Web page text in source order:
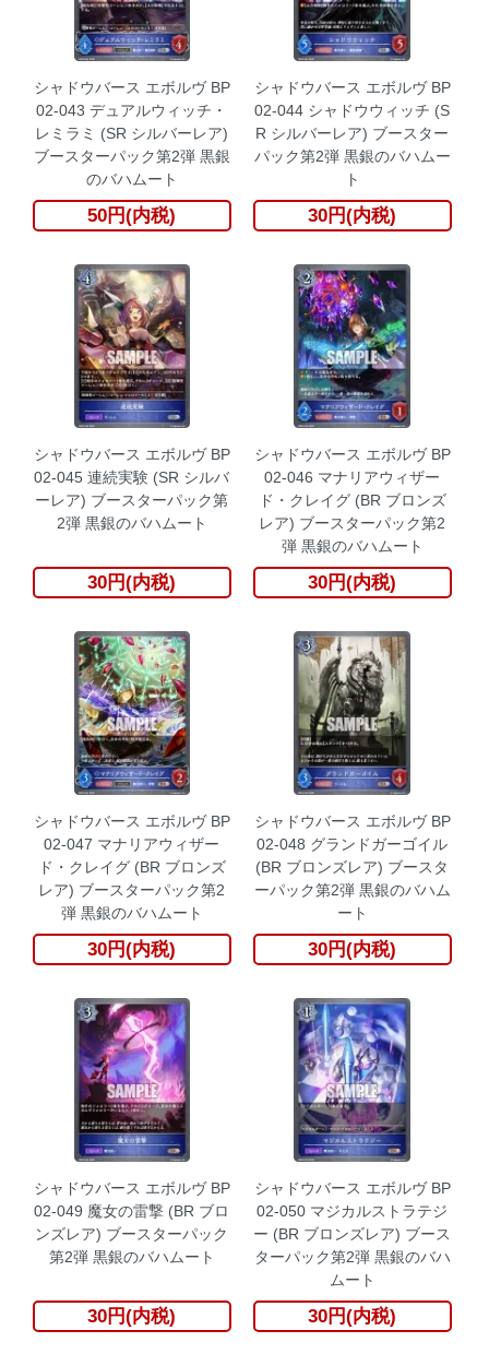
シャドウバース エボルヴ BP
02-043 デュアルウィッチ・
レミラミ (SR シルバーレア)
ブースターパック第2弾 黒銀
のバハムート
50円(内税)
シャドウバース エボルヴ BP
02-044 シャドウウィッチ (S
R シルバーレア) ブースター
パック第2弾 黒銀のバハムー
ト
30円(内税)
シャドウバース エボルヴ BP
02-045 連続実験 (SR シルバ
ーレア) ブースターパック第
2弾 黒銀のバハムート
30円(内税)
シャドウバース エボルヴ BP
02-046 マナリアウィザー
ド・クレイグ (BR ブロンズ
レア) ブースターパック第2
弾 黒銀のバハムート
30円(内税)
シャドウバース エボルヴ BP
02-047 マナリアウィザー
ド・クレイグ (BR ブロンズ
レア) ブースターパック第2
弾 黒銀のバハムート
30円(内税)
シャドウバース エボルヴ BP
02-048 グランドガーゴイル
(BR ブロンズレア) ブースタ
ーパック第2弾 黒銀のバハム
ート
30円(内税)
シャドウバース エボルヴ BP
02-049 魔女の雷撃 (BR ブロ
ンズレア) ブースターパック
第2弾 黒銀のバハムート
30円(内税)
シャドウバース エボルヴ BP
02-050 マジカルストラテジ
ー (BR ブロンズレア) ブース
ターパック第2弾 黒銀のバハ
ムート
30円(内税)